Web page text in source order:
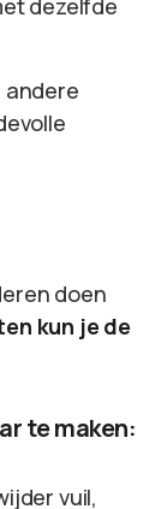
dezelfde
andere
doen
kun je de
te maken:
vuil,